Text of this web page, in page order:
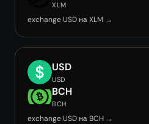
XLM
exchange USD на XLM →
USD
USD
BCH
BCH
exchange USD на BCH →